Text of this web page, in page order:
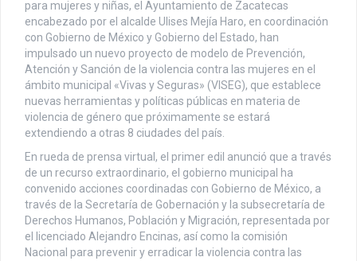
para mujeres y niñas, el Ayuntamiento de Zacatecas
encabezado por el alcalde Ulises Mejía Haro, en coordinación
con Gobierno de México y Gobierno del Estado, han
impulsado un nuevo proyecto de modelo de Prevención,
Atención y Sanción de la violencia contra las mujeres en el
ámbito municipal «Vivas y Seguras» (VISEG), que establece
nuevas herramientas y políticas públicas en materia de
violencia de género que próximamente se estará
extendiendo a otras 8 ciudades del país.
En rueda de prensa virtual, el primer edil anunció que a través
de un recurso extraordinario, el gobierno municipal ha
convenido acciones coordinadas con Gobierno de México, a
través de la Secretaría de Gobernación y la subsecretaría de
Derechos Humanos, Población y Migración, representada por
el licenciado Alejandro Encinas, así como la comisión
Nacional para prevenir y erradicar la violencia contra las